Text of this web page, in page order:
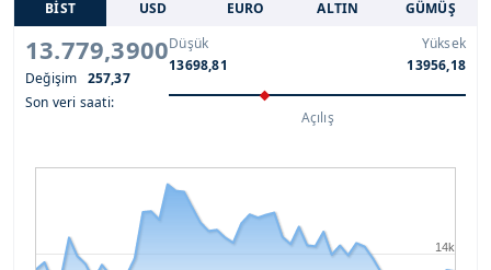
BİST USD EURO ALTIN GÜMÜŞ
13.779,3900
Değişim 257,37
Son veri saati:
Düşük
13698,81
Yüksek
13956,18
Açılış
14k